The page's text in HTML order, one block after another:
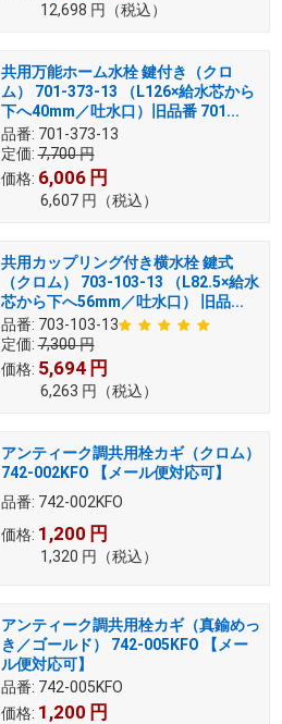
12,698 円 （税込）
共用万能ホーム水栓 鍵付き（クロ
ム） 701-373-13 （L126×給水芯から
下へ40mm／吐水口）旧品番 701...
品番: 701-373-13
定価: 7,700円
価格: 6,006 円
6,607 円 （税込）
共用カップリング付き横水栓 鍵式
（クロム） 703-103-13 （L82.5×給水
芯から下へ56mm／吐水口） 旧品...
品番: 703-103-13
定価: 7,300円
価格: 5,694 円
6,263 円 （税込）
アンティーク調共用栓カギ（クロム）
742-002KFO 【メール便対応可】
品番: 742-002KFO
価格: 1,200 円
1,320 円 （税込）
アンティーク調共用栓カギ（真鍮めっ
き／ゴールド） 742-005KFO 【メー
ル便対応可】
品番: 742-005KFO
価格: 1,200 円